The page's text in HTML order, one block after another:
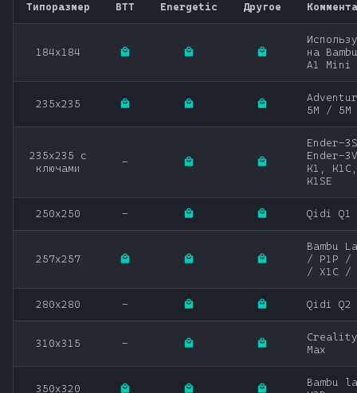
Типоразмер BTT Energetic Другое
184х184
на
A1 Mini
235x235
5M / 5M
235x235 с
ключами
-
Ender-
Ender-
K1, K1C,
K1SE
250x250 - Qidi Q1
257x257
Bambu
/ P1P /
/ X1C /
280x280 - Qidi Q2
310x315 -
Max
350x320
Bambu